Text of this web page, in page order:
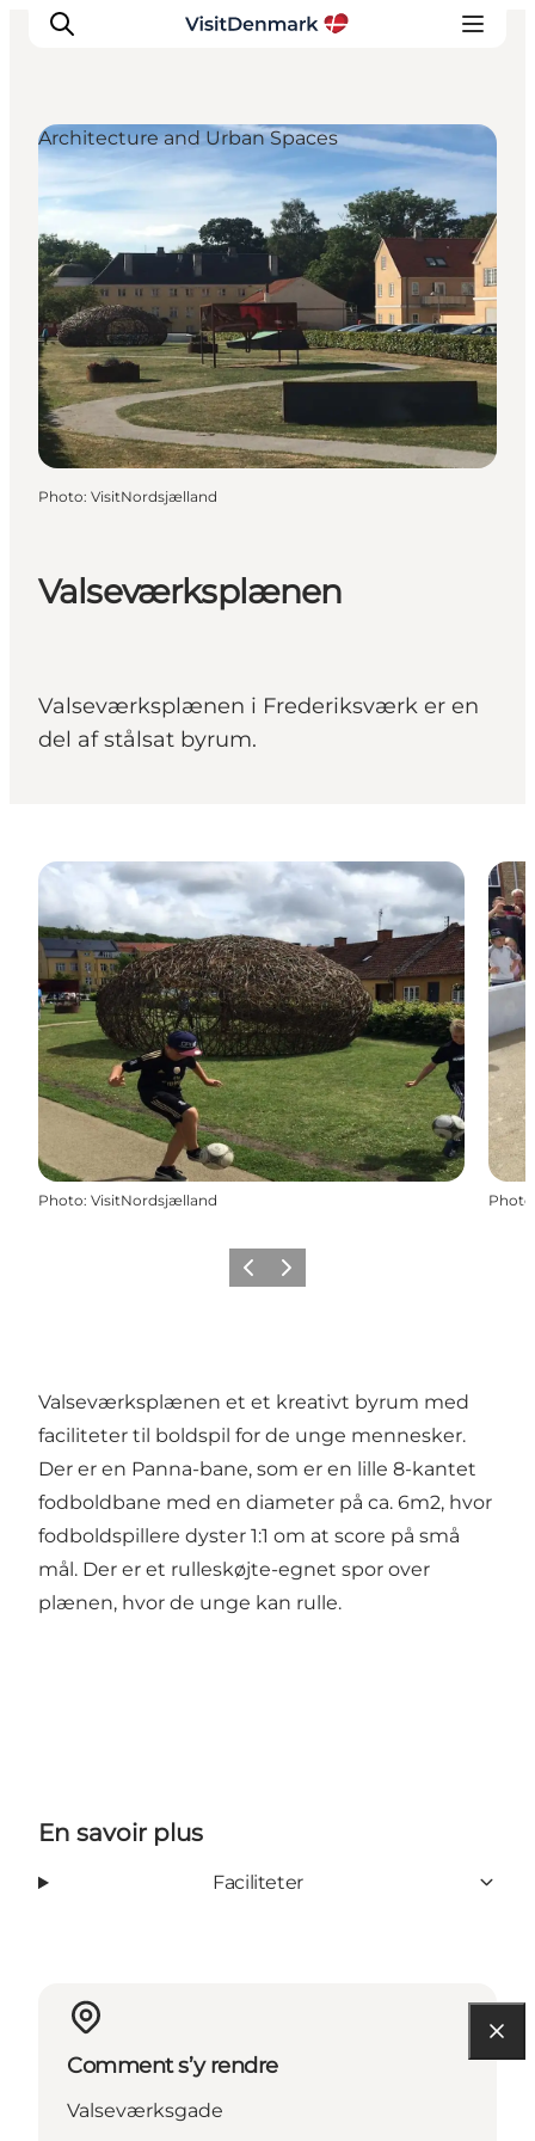
Inspirations
Destinations
Quoi faire
Hébergements
Planifiez votre voyage
Valseværksplænen
Valseværksplænen i Frederiksværk er en
del af stålsat byrum.
Architecture and Urban Spaces
Photo: VisitNordsjælland
Photo: VisitNordsjælland Photo
PrécédentSuivant
Valseværksplænen et et kreativt byrum med
faciliteter til boldspil for de unge mennesker.
Der er en Panna-bane, som er en lille 8-kantet
fodboldbane med en diameter på ca. 6m2, hvor
fodboldspillere dyster 1:1 om at score på små
mål. Der er et rulleskøjte-egnet spor over
plænen, hvor de unge kan rulle.
En savoir plus
Faciliteter
Comment s’y rendre
Valseværksgade